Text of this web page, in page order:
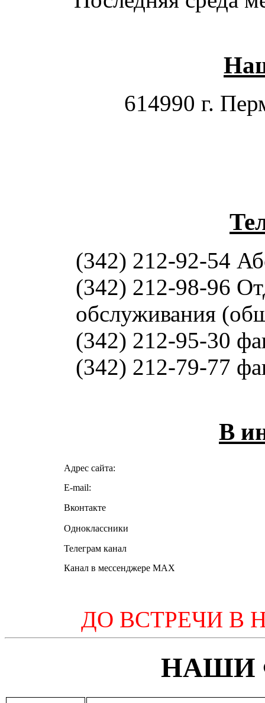
614990 г.
(342) 212-92-54
(342) 212-98-96
обслуживания
(342) 212-95-30
(342) 212-79-77
В
Адрес сайта:
E-mail:
Вконтакте
Одноклассники
Телеграм канал
Канал в мессенджере MAX
ДО ВСТРЕЧИ В
НАШИ